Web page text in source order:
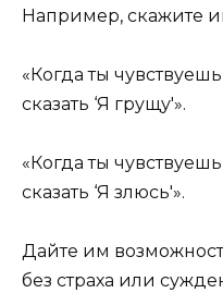
Например, скажите
«Когда ты
сказать ‘Я грущу'».
«Когда ты
сказать ‘Я злюсь'».
Дайте им
без страха или